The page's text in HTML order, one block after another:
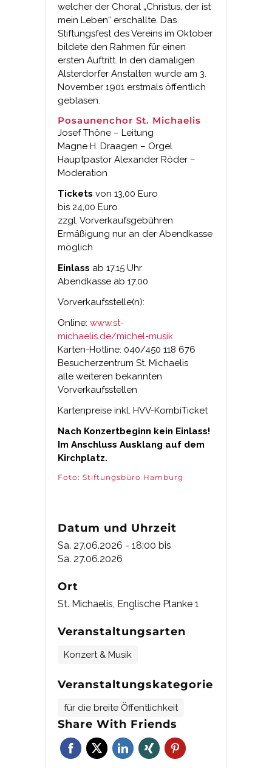
welcher der Choral „Christus, der ist
mein Leben“ erschallte. Das
Stiftungsfest des Vereins im Oktober
bildete den Rahmen für einen
ersten Auftritt. In den damaligen
Alsterdorfer Anstalten wurde am 3.
November 1901 erstmals öffentlich
geblasen.
Posaunenchor St. Michaelis
Josef Thöne – Leitung
Magne H. Draagen – Orgel
Hauptpastor Alexander Röder –
Moderation
Tickets von 13,00 Euro
bis 24,00 Euro
zzgl. Vorverkaufsgebühren
Ermäßigung nur an der Abendkasse
möglich
Einlass ab 17.15 Uhr
Abendkasse ab 17.00
Vorverkaufsstelle(n):
Online: www.st-
michaelis.de/michel-musik
Karten-Hotline: 040/450 118 676
Besucherzentrum St. Michaelis
alle weiteren bekannten
Vorverkaufsstellen
Kartenpreise inkl. HVV-KombiTicket
Nach Konzertbeginn kein Einlass!
Im Anschluss Ausklang auf dem
Kirchplatz.
Foto: Stiftungsbüro Hamburg
Datum und Uhrzeit
Sa. 27.06.2026 - 18:00 bis
Sa. 27.06.2026
Ort
St. Michaelis, Englische Planke 1
Veranstaltungsarten
Konzert & Musik
Veranstaltungskategorie
für die breite Öffentlichkeit
Share With Friends